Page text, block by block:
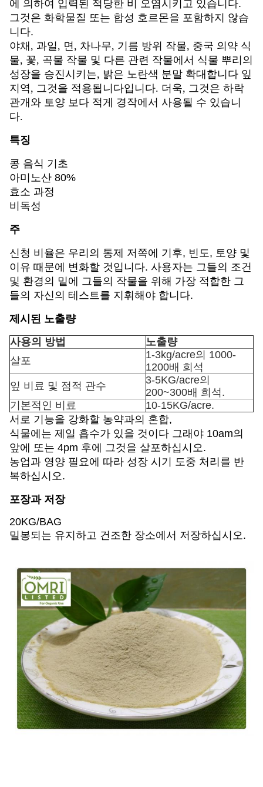
에 의하여 입력된 적당한 비 오염시키고 있습니다.
그것은 화학물질 또는 합성 호르몬을 포함하지 않습
니다.
야채, 과일, 면, 차나무, 기름 방위 작물, 중국 의약 식
물, 꽃, 곡물 작물 및 다른 관련 작물에서 식물 뿌리의
성장을 승진시키는, 밝은 노란색 분말 확대합니다 잎
지역, 그것을 적용됩니다입니다. 더욱, 그것은 하락
관개와 토양 보다 적게 경작에서 사용될 수 있습니
다.
특징
콩 음식 기초
아미노산 80%
효소 과정
비독성
주
신청 비율은 우리의 통제 저쪽에 기후, 빈도, 토양 및
이유 때문에 변화할 것입니다. 사용자는 그들의 조건
및 환경의 밑에 그들의 작물을 위해 가장 적합한 그
들의 자신의 테스트를 지휘해야 합니다.
제시된 노출량
사용의 방법
노출량
살포
1-3kg/acre의 1000-
1200배 희석
잎 비료 및 점적 관수
3-5KG/acre의
200~300배 희석.
기본적인 비료
10-15KG/acre.
서로 기능을 강화할 농약과의 혼합,
식물에는 제일 흡수가 있을 것이다 그래야 10am의
앞에 또는 4pm 후에 그것을 살포하십시오.
농업과 영양 필요에 따라 성장 시기 도중 처리를 반
복하십시오.
포장과 저장
20KG/BAG
밀봉되는 유지하고 건조한 장소에서 저장하십시오.